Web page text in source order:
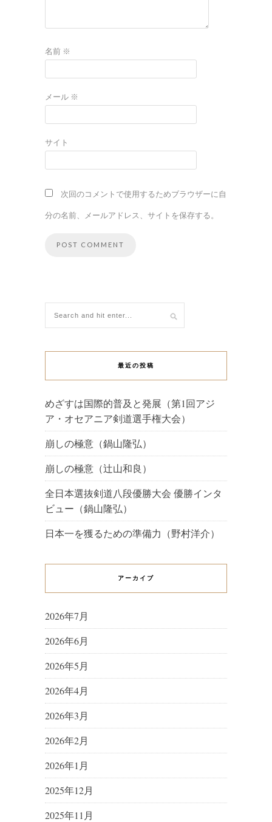
名前 ※
メール ※
サイト
次回のコメントで使用するためブラウザーに自
分の名前、メールアドレス、サイトを保存する。
最近の投稿
めざすは国際的普及と発展（第1回アジ
ア・オセアニア剣道選手権大会）
崩しの極意（鍋山隆弘）
崩しの極意（辻山和良）
全日本選抜剣道八段優勝大会 優勝インタ
ビュー（鍋山隆弘）
日本一を獲るための準備力（野村洋介）
アーカイブ
2026年7月
2026年6月
2026年5月
2026年4月
2026年3月
2026年2月
2026年1月
2025年12月
2025年11月